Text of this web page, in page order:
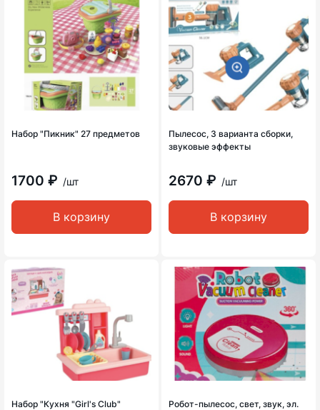
Набор "Пикник" 27 предметов
1700 ₽ /шт
В корзину
Пылесос, 3 варианта сборки,
звуковые эффекты
2670 ₽ /шт
В корзину
Набор "Кухня "Girl's Club"
Робот-пылесос, свет, звук, эл.